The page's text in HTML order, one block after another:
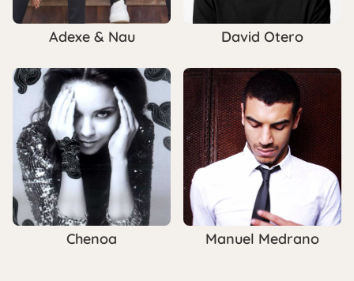
Adexe & Nau David Otero
Chenoa Manuel Medrano